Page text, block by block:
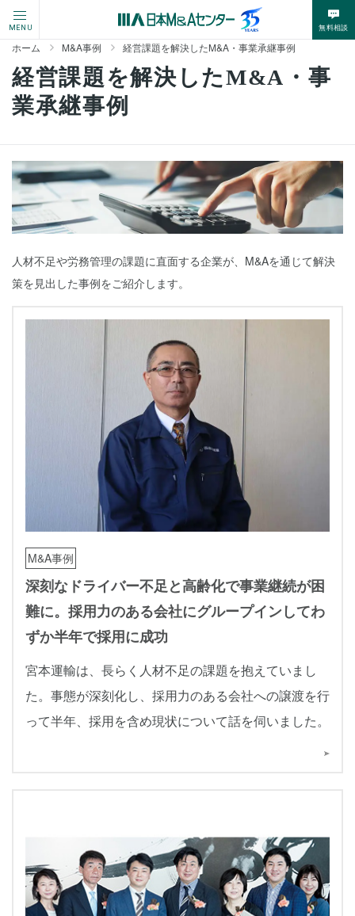
MENU 無料相談
ホーム M&A事例 経営課題を解決したM&A・事業承継事例
経営課題を解決したM&A・事
業承継事例
人材不足や労務管理の課題に直面する企業が、M&Aを通じて解決
策を見出した事例をご紹介します。
M&A事例
深刻なドライバー不足と高齢化で事業継続が困
難に。採用力のある会社にグループインしてわ
ずか半年で採用に成功
宮本運輸は、長らく人材不足の課題を抱えていまし
た。事態が深刻化し、採用力のある会社への譲渡を行
って半年、採用を含め現状について話を伺いました。